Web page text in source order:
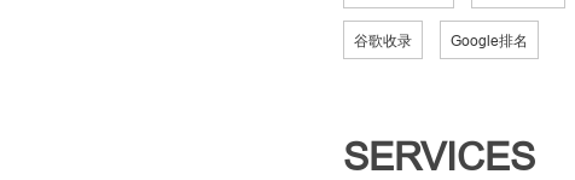
谷歌收录 Google排名
SERVICES